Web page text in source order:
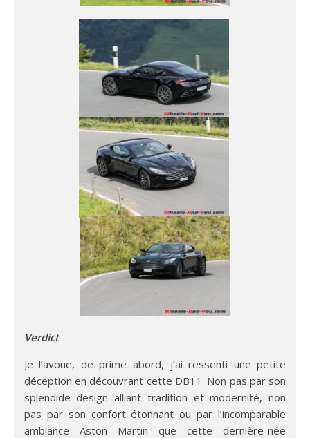
Verdict
Je l’avoue, de prime abord, j’ai ressenti une petite
déception en découvrant cette DB11. Non pas par son
splendide design alliant tradition et modernité, non
pas par son confort étonnant ou par l’incomparable
ambiance Aston Martin que cette dernière-née